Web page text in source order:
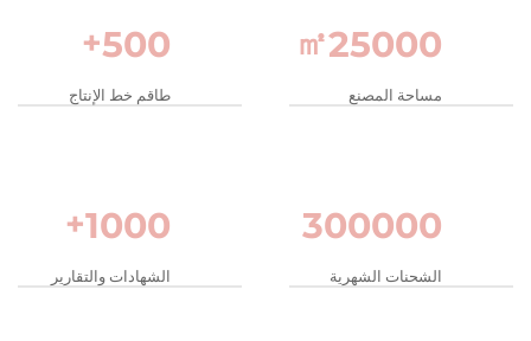
25000
㎡
مساحة المصنع
500
+
طاقم خط الإنتاج
300000
الشحنات الشهرية
1000
+
الشهادات والتقارير